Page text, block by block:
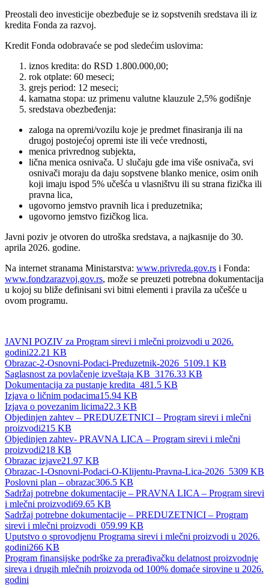
Preostali deo investicije obezbeđuje se iz sopstvenih sredstava ili iz
kredita Fonda za razvoj.
Kredit Fonda odobravaće se pod sledećim uslovima:
iznos kredita: do RSD 1.800.000,00;
rok otplate: 60 meseci;
grejs period: 12 meseci;
kamatna stopa: uz primenu valutne klauzule 2,5% godišnje
sredstava obezbeđenja:
zaloga na opremi/vozilu koje je predmet finasiranja ili na
drugoj postojećoj opremi iste ili veće vrednosti,
menica privrednog subjekta,
lična menica osnivača. U slučaju gde ima više osnivača, svi
osnivači moraju da daju sopstvene blanko menice, osim onih
koji imaju ispod 5% učešća u vlasništvu ili su strana fizička ili
pravna lica,
ugovorno jemstvo pravnih lica i preduzetnika;
ugovorno jemstvo fizičkog lica.
Javni poziv je otvoren do utroška sredstava, a najkasnije do 30.
aprila 2026. godine.
Na internet stranama Ministarstva: www.privreda.gov.rs i Fonda:
www.fondzarazvoj.gov.rs, može se preuzeti potrebna dokumentacija
u kojoj su bliže definisani svi bitni elementi i pravila za učešće u
ovom programu.
JAVNI POZIV za Program sirevi i mlečni proizvodi u 2026.
godini22.21 KB
Obrazac-2-Osnovni-Podaci-Preduzetnik-2026_5109.1 KB
Saglasnost za povlačenje izveštaja KB_3176.33 KB
Dokumentacija za pustanje kredita_481.5 KB
Izjava o ličnim podacima15.94 KB
Izjava o povezanim licima22.3 KB
Objedinjen zahtev – PREDUZETNICI – Program sirevi i mlečni
proizvodi215 KB
Objedinjen zahtev- PRAVNA LICA – Program sirevi i mlečni
proizvodi218 KB
Obrazac izjave21.97 KB
Obrazac-1-Osnovni-Podaci-O-Klijentu-Pravna-Lica-2026_5309 KB
Poslovni plan – obrazac306.5 KB
Sadržaj potrebne dokumentacije – PRAVNA LICA – Program sirevi
i mlečni proizvodi69.65 KB
Sadržaj potrebne dokumentacije – PREDUZETNICI – Program
sirevi i mlečni proizvodi_059.99 KB
Uputstvo o sprovodjenu Programa sirevi i mlečni proizvodi u 2026.
godini266 KB
Program finansijske podrške za prerađivačku delatnost proizvodnje
sireva i drugih mlečnih proizvoda od 100% domaće sirovine u 2026.
godini